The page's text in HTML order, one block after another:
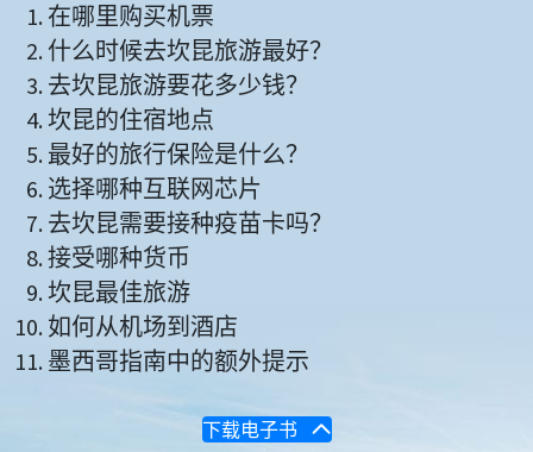
在哪里购买机票
什么时候去坎昆旅游最好？
去坎昆旅游要花多少钱？
坎昆的住宿地点
最好的旅行保险是什么？
选择哪种互联网芯片
去坎昆需要接种疫苗卡吗？
接受哪种货币
坎昆最佳旅游
如何从机场到酒店
墨西哥指南中的额外提示
下载电子书